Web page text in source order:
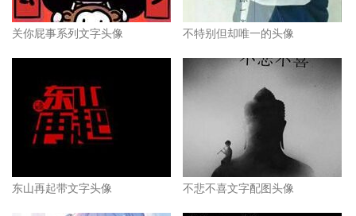
关你屁事系列文字头像 不特别但却唯一的头像
东山再起带文字头像 不悲不喜文字配图头像